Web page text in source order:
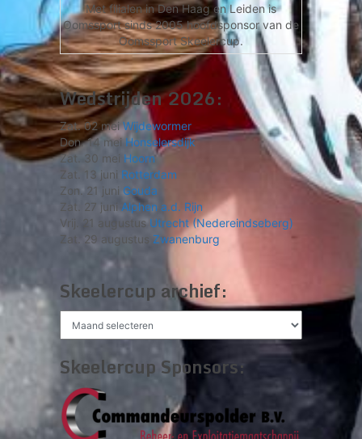
Met filialen in Den Haag en Leiden is
Oomssport sinds 2005 hoofdsponsor van de
Oomssport Skeelercup.
Wedstrijden 2026:
Zat. 02 meiWijdewormer
Don. 14 meiHonselersdijk
Zat. 30 mei Hoorn
Zat. 13 juni Rotterdam
Zon. 21 juni Gouda
Zat. 27 juni Alphen a.d. Rijn
Vrij. 21 augustus Utrecht (Nedereindseberg)
Zat. 29 augustus Zwanenburg
Skeelercup archief:
archief:
Skeelercup Sponsors: